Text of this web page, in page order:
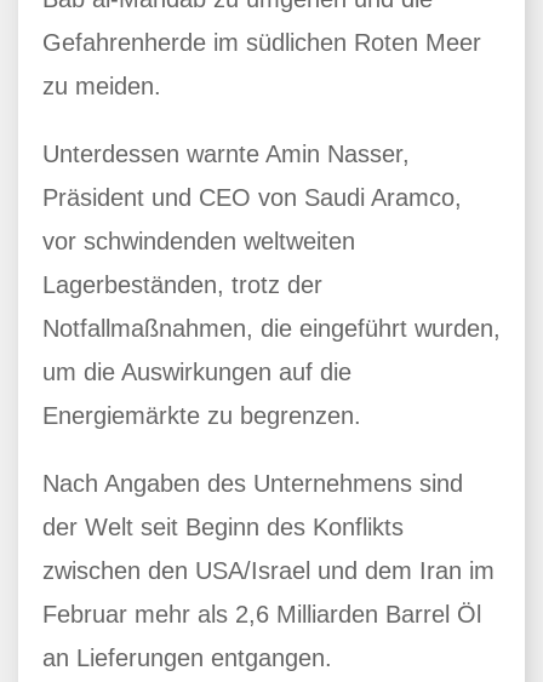
Gefahrenherde im südlichen Roten Meer
zu meiden.
Unterdessen warnte Amin Nasser,
Präsident und CEO von Saudi Aramco,
vor schwindenden weltweiten
Lagerbeständen, trotz der
Notfallmaßnahmen, die eingeführt wurden,
um die Auswirkungen auf die
Energiemärkte zu begrenzen.
Nach Angaben des Unternehmens sind
der Welt seit Beginn des Konflikts
zwischen den USA/Israel und dem Iran im
Februar mehr als 2,6 Milliarden Barrel Öl
an Lieferungen entgangen.